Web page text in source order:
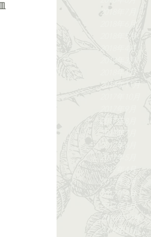
2018年7月
2018年6月
2018年5月
2018年4月
2018年3月
2018年1月
2017年11月
2017年8月
2017年7月
2017年6月
2017年5月
2017年4月
2017年3月
2017年2月
2017年1月
2016年12月
2016年11月